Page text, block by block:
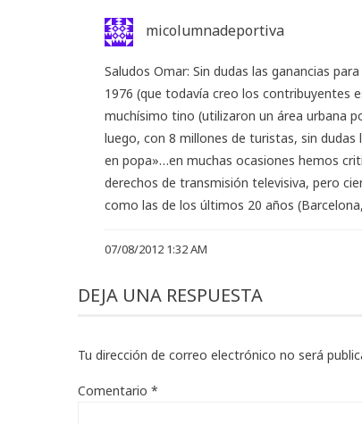
micolumnadeportiva
Saludos Omar: Sin dudas las ganancias
1976 (que todavía creo los contribuyentes
muchísimo tino (utilizaron un área urbana
luego, con 8 millones de turistas, sin
en popa»…en muchas ocasiones hemos
derechos de transmisión televisiva, pero
como las de los últimos 20 años
07/08/2012 1:32 AM
DEJA UNA RESPUESTA
Tu dirección de correo electrónico no será
Comentario *